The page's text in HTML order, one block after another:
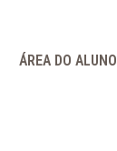
ÁREA DO ALUNO